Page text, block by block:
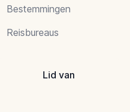
Bestemmingen
Reisbureaus
Lid van